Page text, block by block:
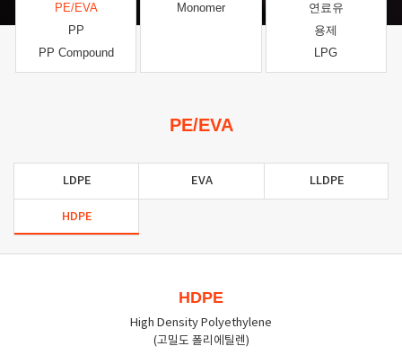
PE/EVA
PP
PP Compound
Monomer
연료유
용제
LPG
PE/EVA
LDPE EVA LLDPE
HDPE
HDPE
High Density Polyethylene
(고밀도 폴리에틸렌)